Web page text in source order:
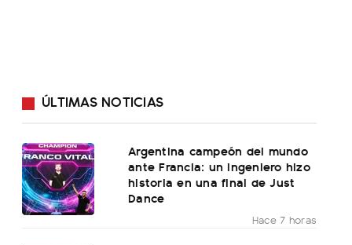
ÚLTIMAS NOTICIAS
Argentina campeón del mundo
ante Francia: un ingeniero hizo
historia en una final de Just
Dance
Hace 7 horas